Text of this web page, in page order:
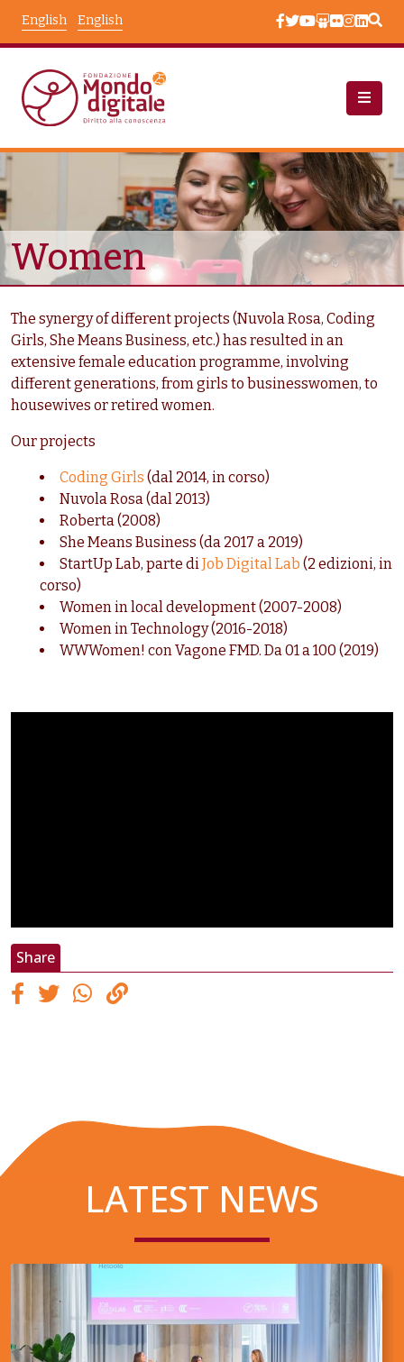
English
English
Chi Siamo: Beneficiari Taxonomy Terms
Women
The synergy of different projects (Nuvola Rosa, Coding
Girls, She Means Business, etc.) has resulted in an
extensive female education programme, involving
different generations, from girls to businesswomen, to
housewives or retired women.
Our projects
Coding Girls (dal 2014, in corso)
Nuvola Rosa (dal 2013)
Roberta (2008)
She Means Business (da 2017 a 2019)
StartUp Lab, parte diJob Digital Lab (2 edizioni, in
corso)
Women in local development (2007-2008)
Women in Technology (2016-2018)
WWWomen! con Vagone FMD. Da 01 a 100 (2019)
Share
LATEST NEWS